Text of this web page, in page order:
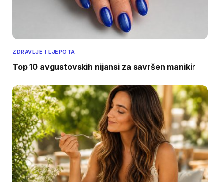
ZDRAVLJE I LJEPOTA
Top 10 avgustovskih nijansi za savršen manikir